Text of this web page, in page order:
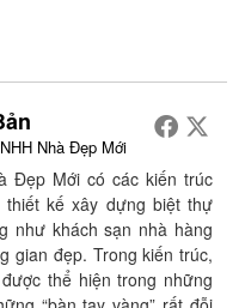
Nhà Đẹp Mới
Đẹp Mới có các kiến trúc
kế xây dựng biệt thự
như khách sạn nhà hàng
gian đẹp. Trong kiến trúc,
thể hiện trong những